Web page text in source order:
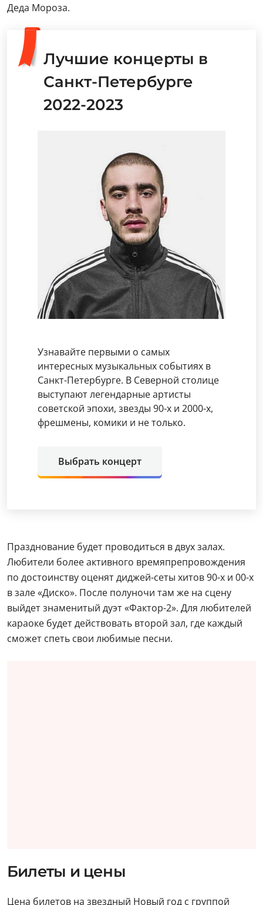
Деда Мороза.
Лучшие концерты в
Санкт-Петербурге
2022-2023
Узнавайте первыми о самых
интересных музыкальных событиях в
Санкт-Петербурге. В Северной столице
выступают легендарные артисты
советской эпохи, звезды 90-х и 2000-х,
фрешмены, комики и не только.
Выбрать концерт
Празднование будет проводиться в двух залах.
Любители более активного времяпрепровождения
по достоинству оценят диджей-сеты хитов 90-х и 00-х
в зале «Диско». После полуночи там же на сцену
выйдет знаменитый дуэт «Фактор-2». Для любителей
караоке будет действовать второй зал, где каждый
сможет спеть свои любимые песни.
Билеты и цены
Цена билетов на звездный Новый год с группой